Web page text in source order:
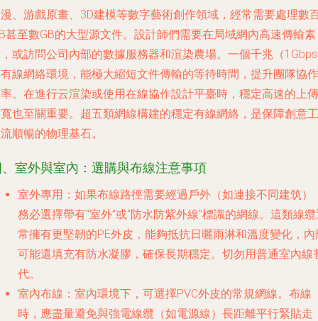
、游戲原畫、3D建模等數字藝術創作領域，經常需要處理數
甚至數GB的大型源文件。設計師們需要在局域網內高速傳輸素
或訪問公司內部的數據服務器和渲染農場。一個千兆（
線網絡環境，能極大縮短文件傳輸的等待時間，提升團隊協作
。在進行云渲染或使用在線協作設計平臺時，穩定高速的上傳
也至關重要。超五類網線構建的穩定有線網絡，是保障創意工
順暢的物理基石。
室外與室內：選購與布線注意事項
室外專用 ：如果布線路徑需要經過戶外（如連接不同建筑）
務必選擇帶有“室外”或“防水防紫外線”標識的網線。這類線
常擁有更堅韌的PE外皮，能夠抵抗日曬雨淋和溫度變化，內
可能還填充有防水凝膠，確保長期穩定。切勿用普通室內線
代。
室內布線 ：室內環境下，可選擇PVC外皮的常規網線。布線
時，應盡量避免與強電線纜（如電源線）長距離平行緊貼走